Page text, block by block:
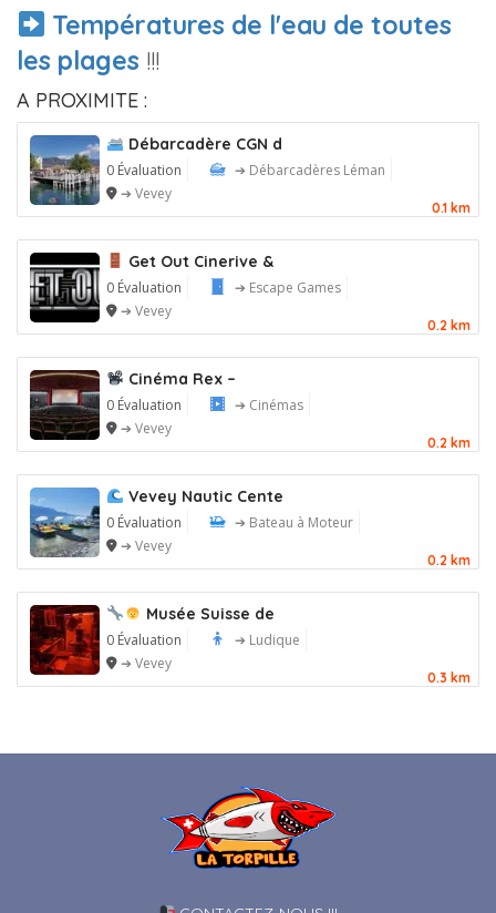
Températures de l'eau de toutes
les plages !!!
A PROXIMITE :
Débarcadère CGN d
0 Évaluation
➔ Débarcadères Léman
➔ Vevey
0.1 km
Get Out Cinerive &
0 Évaluation
➔ Escape Games
➔ Vevey
0.2 km
Cinéma Rex –
0 Évaluation
➔ Cinémas
➔ Vevey
0.2 km
Vevey Nautic Cente
0 Évaluation
➔ Bateau à Moteur
➔ Vevey
0.2 km
Musée Suisse de
0 Évaluation
➔ Ludique
➔ Vevey
0.3 km